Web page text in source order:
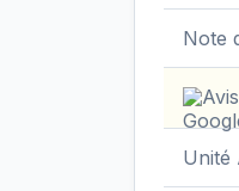
Note
Unité